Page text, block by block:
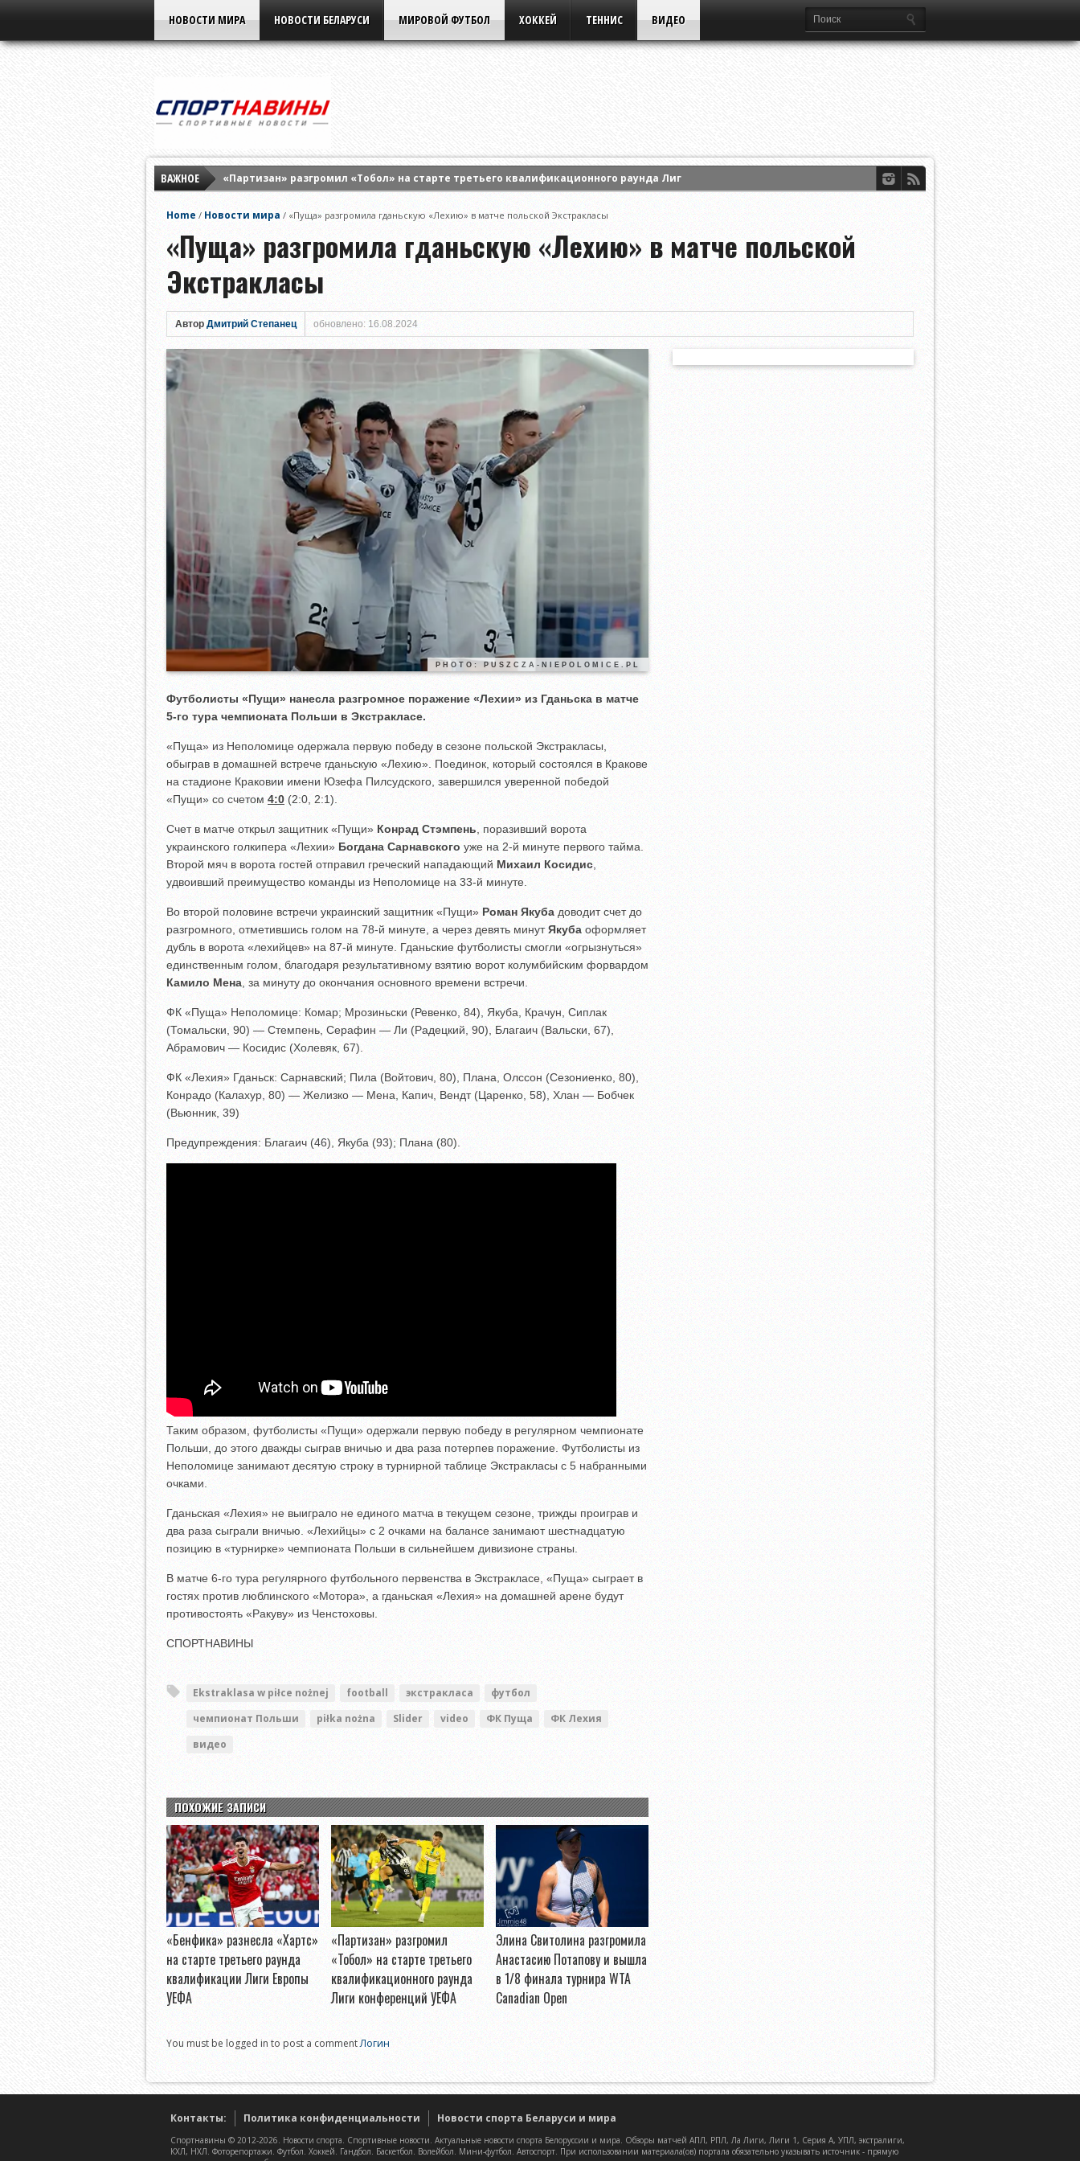
НОВОСТИ МИРА НОВОСТИ БЕЛАРУСИ МИРОВОЙ ФУТБОЛ ХОККЕЙ ТЕННИС ВИДЕО
ВАЖНОЕ
«Партизан» разгромил «Тобол» на старте третьего квалификационного раунда Лиги конференций УЕФА
Home / Новости мира / «Пуща» разгромила гданьскую «Лехию» в матче польской Экстракласы
«Пуща» разгромила гданьскую «Лехию» в матче польской
Экстракласы
Автор Дмитрий Степанец обновлено: 16.08.2024
PHOTO: PUSZCZA-NIEPOLOMICE.PL
Футболисты «Пущи» нанесла разгромное поражение «Лехии» из Гданьска в матче
5-го тура чемпионата Польши в Экстракласе.
«Пуща» из Неполомице одержала первую победу в сезоне польской Экстракласы,
обыграв в домашней встрече гданьскую «Лехию». Поединок, который состоялся в Кракове
на стадионе Краковии имени Юзефа Пилсудского, завершился уверенной победой
«Пущи» со счетом 4:0 (2:0, 2:1).
Счет в матче открыл защитник «Пущи» Конрад Стэмпень , поразивший ворота
украинского голкипера «Лехии» Богдана Сарнавского уже на 2-й минуте первого тайма.
Второй мяч в ворота гостей отправил греческий нападающий Михаил Косидис
удвоивший преимущество команды из Неполомице на 33-й минуте.
Во второй половине встречи украинский защитник «Пущи» Роман Якуба доводит счет до
разгромного, отметившись голом на 78-й минуте, а через девять минутЯкуба оформляет
дубль в ворота «лехийцев» на 87-й минуте. Гданьские футболисты смогли «огрызнуться»
единственным голом, благодаря результативному взятию ворот колумбийским форвардом
Камило Мена , за минуту до окончания основного времени встречи.
ФК «Пуща» Неполомице: Комар; Мрозиньски (Ревенко, 84), Якуба, Крачун, Сиплак
(Томальски, 90) — Стемпень, Серафин — Ли (Радецкий, 90), Благаич (Вальски, 67),
Абрамович — Косидис (Холевяк, 67).
ФК «Лехия» Гданьск: Сарнавский; Пила (Войтович, 80), Плана, Олссон (Сезониенко, 80),
Конрадо (Калахур, 80) — Желизко — Мена, Капич, Вендт (Царенко, 58), Хлан — Бобчек
(Вьюнник, 39)
Предупреждения: Благаич (46), Якуба (93); Плана (80).
Таким образом, футболисты «Пущи» одержали первую победу в регулярном чемпионате
Польши, до этого дважды сыграв вничью и два раза потерпев поражение. Футболисты из
Неполомице занимают десятую строку в турнирной таблице Экстракласы с 5 набранными
очками.
Гданьская «Лехия» не выиграло не единого матча в текущем сезоне, трижды проиграв и
два раза сыграли вничью. «Лехийцы» с 2 очками на балансе занимают шестнадцатую
позицию в «турнирке» чемпионата Польши в сильнейшем дивизионе страны.
В матче 6-го тура регулярного футбольного первенства в Экстракласе, «Пуща» сыграет в
гостях против люблинского «Мотора», а гданьская «Лехия» на домашней арене будут
противостоять «Ракуву» из Ченстоховы.
СПОРТНАВИНЫ
Ekstraklasa w piłce nożnej football экстракласа
футбол
чемпионат Польши
piłka nożna Slider video ФК Пуща
ФК Лехия
видео
ПОХОЖИЕ ЗАПИСИ
«Бенфика» разнесла «Хартс»
на старте третьего раунда
квалификации Лиги Европы
УЕФА
«Партизан» разгромил
«Тобол» на старте третьего
квалификационного раунда
Лиги конференций УЕФА
Элина Свитолина разгромила
Анастасию Потапову и вышла
в 1/8 финала турнира WTA
Canadian Open
You must be logged in to post a commentЛогин
Контакты: Политика конфиденциальности Новости спорта Беларуси и мира
Спортнавины © 2012-2026. Новости спорта. Спортивные новости. Актуальные новости спорта Белоруссии и мира. Обзоры матчей АПЛ, РПЛ, Ла Лиги, Лиги 1, Серия А, УПЛ, экстралиги,
КХЛ, НХЛ. Фоторепортажи. Футбол. Хоккей. Гандбол. Баскетбол. Волейбол. Мини-футбол. Автоспорт. При использовании материала(ов) портала обязательно указывать источник - прямую